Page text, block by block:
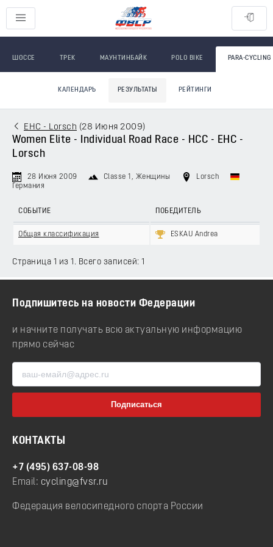
ШОССЕ ТРЕК МАУНТИНБАЙК POLO BIKE PARA-CYCLING
КАЛЕНДАРЬ РЕЗУЛЬТАТЫ РЕЙТИНГИ
EHC - Lorsch (28 Июня 2009)
Women Elite - Individual Road Race - HCC - EHC -
Lorsch
28 Июня 2009 Classe 1 , Женщины
Lorsch
Германия
СОБЫТИЕ ПОБЕДИТЕЛЬ
Общая классификация ESKAU Andrea
Страница 1 из 1. Всего записей: 1
Подпишитесь на новости Федерации
и начните получать всю актуальную информацию
прямо сейчас
КОНТАКТЫ
+7 (495) 637-08-98
Email: cycling@fvsr.ru
Федерация велосипедного спорта России